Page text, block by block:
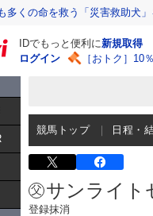
多くの命を救う「災害救助犬
IDでもっと便利に新規取得
ログイン
［おトク］10
競馬トップ 日程・
サンライト
登録抹消